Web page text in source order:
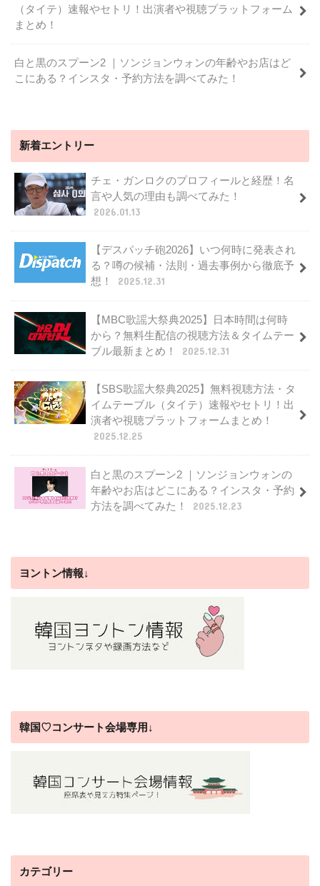
（タイテ）速報やセトリ！出演者や視聴プラットフォーム
まとめ！
白と黒のスプーン2 ｜ソンジョンウォンの年齢やお店はど
こにある？インスタ・予約方法を調べてみた！
新着エントリー
チェ・ガンロクのプロフィールと経歴！名
言や人気の理由も調べてみた！
2026.01.13
【デスパッチ砲2026】いつ何時に発表され
る？噂の候補・法則・過去事例から徹底予
想！
2025.12.31
【MBC歌謡大祭典2025】日本時間は何時
から？無料生配信の視聴方法＆タイムテー
ブル最新まとめ！
2025.12.31
【SBS歌謡大祭典2025】無料視聴方法・タ
イムテーブル（タイテ）速報やセトリ！出
演者や視聴プラットフォームまとめ！
2025.12.25
白と黒のスプーン2 ｜ソンジョンウォンの
年齢やお店はどこにある？インスタ・予約
方法を調べてみた！
2025.12.23
ヨントン情報↓
韓国♡コンサート会場専用↓
カテゴリー